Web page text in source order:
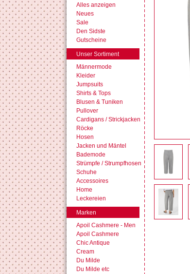
Alles anzeigen
Neues
Sale
Den Sidste
Gutscheine
Unser Sortiment
Männermode
Kleider
Jumpsuits
Shirts & Tops
Blusen & Tuniken
Pullover
Cardigans / Strickjacken
Röcke
Hosen
Jacken und Mäntel
Bademode
Strümpfe / Strumpfhosen
Schuhe
Accessoires
Home
Leckereien
Marken
Apoil Cashmere - Men
Apoil Cashmere
Chic Antique
Cream
Du Milde
Du Milde etc